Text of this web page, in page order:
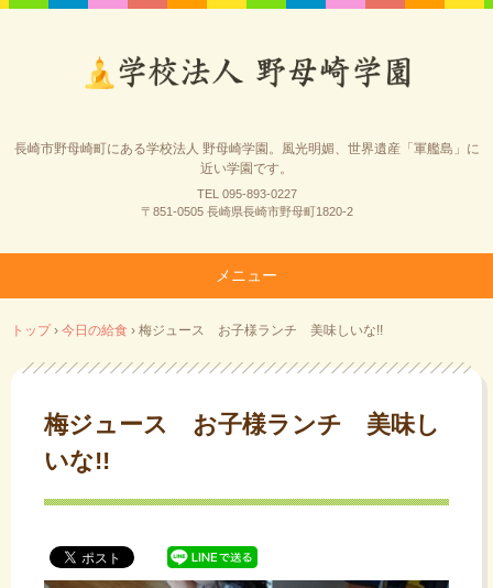
長崎市野母崎町にある学校法人 野母崎学園。風光明媚、世界遺産「軍艦島」に
近い学園です。
TEL 095-893-0227
〒851-0505 長崎県長崎市野母町1820-2
メニュー
ン
テ
トップ › 今日の給食 › 梅ジュース お子様ランチ 美味しいな!!
梅ジュース お子様ランチ 美味し
いな!!